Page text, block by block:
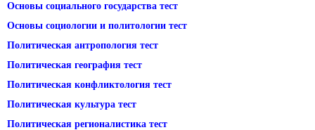
Основы социального государства тест
Основы социологии и политологии тест
Политическая антропология тест
Политическая география тест
Политическая конфликтология тест
Политическая культура тест
Политическая регионалистика тест